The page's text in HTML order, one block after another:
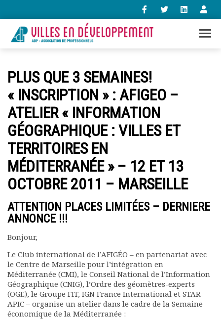
contact@villes-developpement.org
Accueil
L’association
Qui sommes-nous ?
Présentation vidéo
Le bureau
Statuts de l’association
Vie de l’association
Assemblées générales
Comptes rendus mensuels
Rapports financiers
Nous rejoindre
Le bulletin
Présentation du bulletin
Comité de rédaction
Bulletins Villes en
développement
PLUS QUE 3 SEMAINES!
« INSCRIPTION » : AFIGEO –
ATELIER « INFORMATION
GÉOGRAPHIQUE : VILLES ET
TERRITOIRES EN
MÉDITERRANÉE » – 12 ET 13
OCTOBRE 2011 – MARSEILLE
ATTENTION PLACES LIMITÉES – DERNIERE
ANNONCE !!!
Bonjour,
Le Club international de l’AFIGÉO – en partenariat avec
le Centre de Marseille pour l’intégration en
Méditerranée (CMI), le Conseil National de l’Information
Géographique (CNIG), l’Ordre des géomètres-experts
(OGE), le Groupe FIT, IGN France International et STAR-
APIC – organise un atelier dans le cadre de la Semaine
économique de la Méditerranée :